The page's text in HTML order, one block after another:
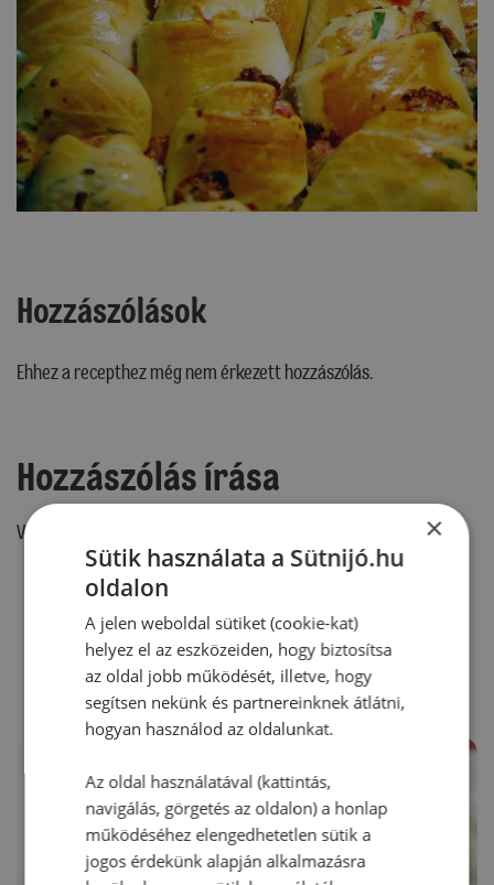
Hozzászólások
Ehhez a recepthez még nem érkezett hozzászólás.
Hozzászólás írása
Vélemény írásához, kérjük,
RECEPTAJÁNLÓ
×
Sütik használata a Sütnijó.hu
oldalon
A jelen weboldal sütiket (cookie-kat)
helyez el az eszközeiden, hogy biztosítsa
az oldal jobb működését, illetve, hogy
segítsen nekünk és partnereinknek átlátni,
hogyan használod az oldalunkat.
Az oldal használatával (kattintás,
navigálás, görgetés az oldalon) a honlap
működéséhez elengedhetetlen sütik a
jogos érdekünk alapján alkalmazásra